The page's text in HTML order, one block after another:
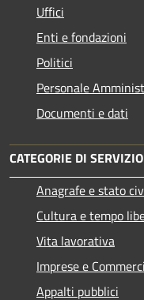
Uffici
Enti e fondazioni
Politici
Personale
Documenti e dati
CATEGORIE DI SERVIZIO
Anagrafe e stato
Cultura e tempo
Vita lavorativa
Imprese e
Appalti pubblici